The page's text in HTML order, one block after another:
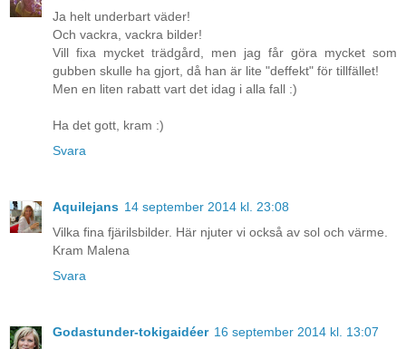
Ja helt underbart väder!
Och vackra, vackra bilder!
Vill fixa mycket trädgård, men jag får göra mycket som
gubben skulle ha gjort, då han är lite "deffekt" för tillfället!
Men en liten rabatt vart det idag i alla fall :)
Ha det gott, kram :)
Svara
Aquilejans 14 september 2014 kl. 23:08
Vilka fina fjärilsbilder. Här njuter vi också av sol och värme.
Kram Malena
Svara
Godastunder-tokigaidéer 16 september 2014 kl. 13:07